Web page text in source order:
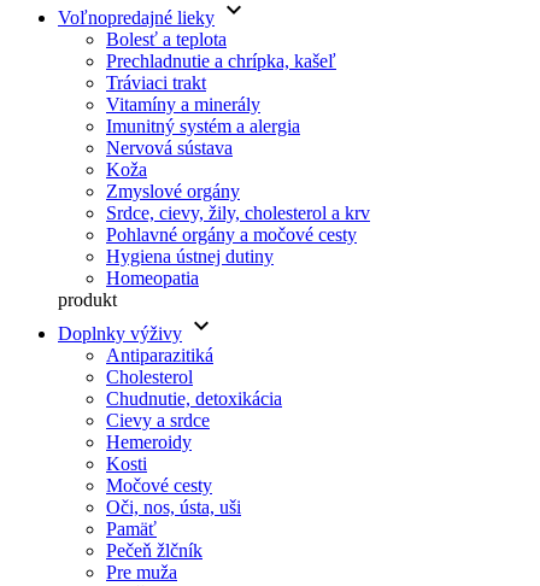
Voľnopredajné lieky keyboard_arrow_down
Bolesť a teplota
Prechladnutie a chrípka, kašeľ
Tráviaci trakt
Vitamíny a minerály
Imunitný systém a alergia
Nervová sústava
Koža
Zmyslové orgány
Srdce, cievy, žily, cholesterol a krv
Pohlavné orgány a močové cesty
Hygiena ústnej dutiny
Homeopatia
produkt
Doplnky výživy keyboard_arrow_down
Antiparazitiká
Cholesterol
Chudnutie, detoxikácia
Cievy a srdce
Hemeroidy
Kosti
Močové cesty
Oči, nos, ústa, uši
Pamäť
Pečeň žlčník
Pre muža